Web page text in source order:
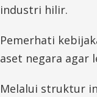
industri hilir.
Pemerhati
aset negara agar
Melalui struktur